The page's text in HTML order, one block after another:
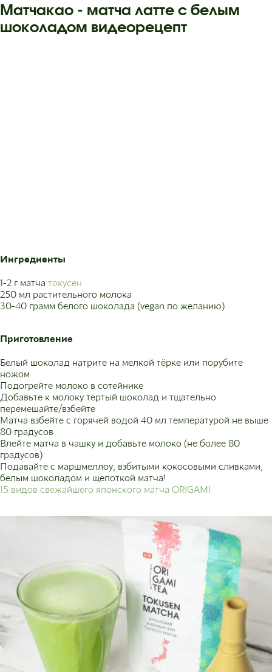
Матчакао - матча латте с белым
шоколадом видеорецепт
Ингредиенты
1-2 г матча токусен
250 мл растительного молока
30-40 грамм белого шоколада (vegan по желанию)
Приготовление
Белый шоколад натрите на мелкой тёрке или порубите
ножом
Подогрейте молоко в сотейнике
Добавьте к молоку тёртый шоколад и тщательно
перемешайте/взбейте
Матча взбейте с горячей водой 40 мл температурой не выше
80 градусов
Влейте матча в чашку и добавьте молоко (не более 80
градусов)
Подавайте с маршмеллоу, взбитыми кокосовыми сливками,
белым шоколадом и щепоткой матча!
15 видов свежайшего японского матча ORIGAMI